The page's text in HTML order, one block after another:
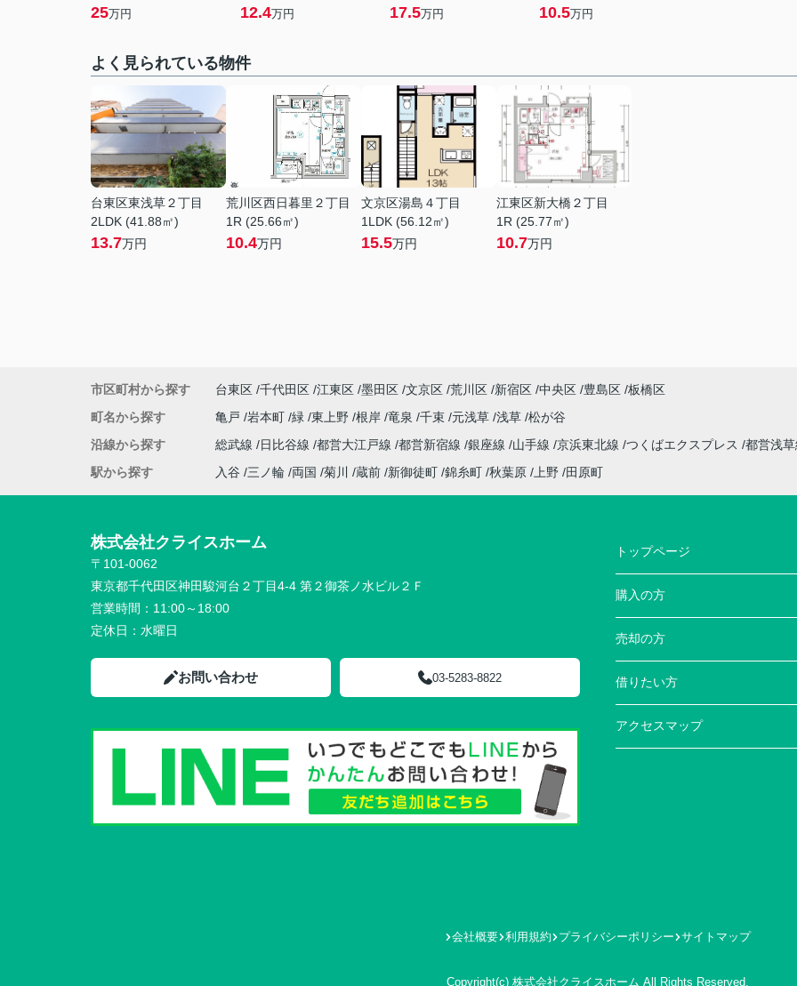
25万円 12.4万円 17.5万円 10.5万円
よく見られている物件
台東区東浅草２丁目
2LDK (41.88㎡)
13.7万円
荒川区西日暮里２丁目
1R (25.66㎡)
10.4万円
文京区湯島４丁目
1LDK (56.12㎡)
15.5万円
江東区新大橋２丁目
1R (25.77㎡)
10.7万円
市区町村から探す 台東区 千代田区 江東区 墨田区 文京区 荒川区 新宿区 中央区 豊島区 板橋区
町名から探す
亀戸 岩本町 緑 東上野 根岸 竜泉 千束 元浅草 浅草 松が谷
沿線から探す
総武線 日比谷線 都営大江戸線 都営新宿線 銀座線 山手線 京浜東北線 つくばエクスプレス
都営浅
駅から探す
入谷 三ノ輪 両国 菊川 蔵前 新御徒町 錦糸町 秋葉原 上野 田原町
株式会社クライスホーム
〒101-0062
東京都千代田区神田駿河台２丁目4-4 第２御茶ノ水ビル２Ｆ
営業時間： 11:00～18:00
定休日： 水曜日
お問い合わせ 03-5283-8822
トップページ
購入の方
売却の方
借りたい方
アクセスマップ
会社概要 利用規約 プライバシーポリシー サイトマップ
Copyright(c) 株式会社クライスホーム All Rights Reserved.